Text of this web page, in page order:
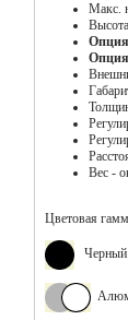
Макс.
Вес -
Цветовая
Черный